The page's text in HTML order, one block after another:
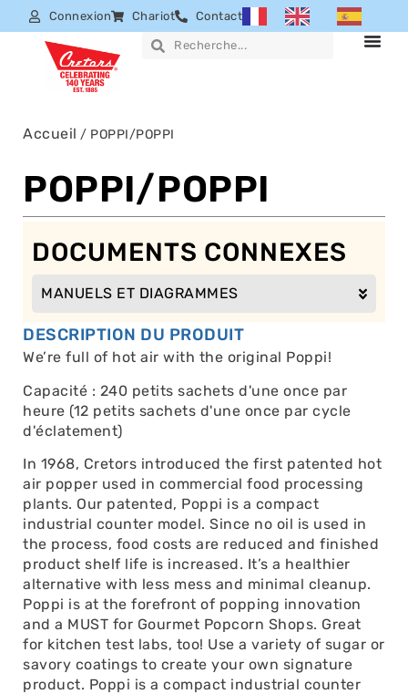
Connexion Chariot Contact
Accueil / POPPI/POPPI
POPPI/POPPI
DOCUMENTS CONNEXES
MANUELS ET DIAGRAMMES
DESCRIPTION DU PRODUIT
We’re full of hot air with the original Poppi!
Capacité : 240 petits sachets d'une once par
heure (12 petits sachets d'une once par cycle
d'éclatement)
In 1968, Cretors introduced the first patented hot
air popper used in commercial food processing
plants. Our patented, Poppi is a compact
industrial counter model. Since no oil is used in
the process, food costs are reduced and finished
product shelf life is increased. It’s a healthier
alternative with less mess and minimal cleanup.
Poppi is at the forefront of popping innovation
and a MUST for Gourmet Popcorn Shops. Great
for kitchen test labs, too! Use a variety of sugar or
savory coatings to create your own signature
product. Poppi is a compact industrial counter